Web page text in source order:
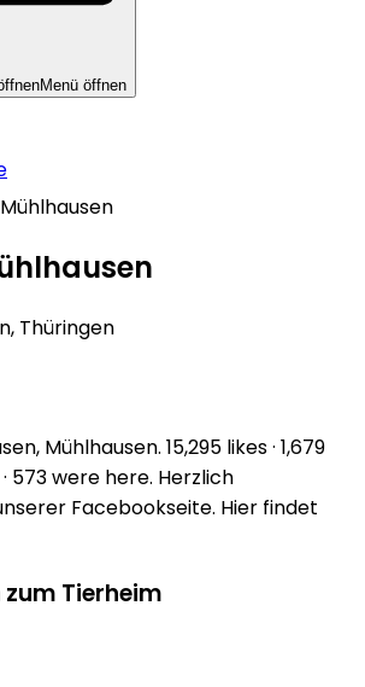
Menü öffnen
Thüringen
Mühlhausen. 15,295 likes · 1,679
573 were here. Herzlich
Facebookseite. Hier findet
Tierheim